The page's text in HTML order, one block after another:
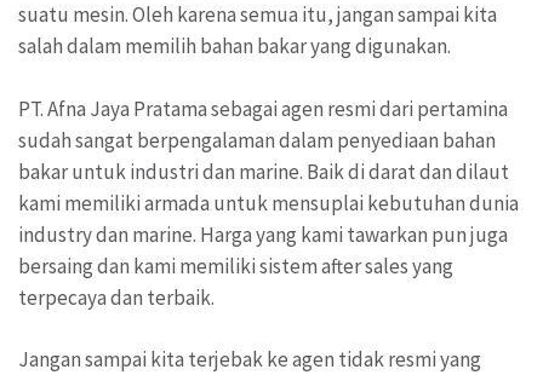
suatu mesin. Oleh karena semua itu, jangan sampai kita
salah dalam memilih bahan bakar yang digunakan.
PT. Afna Jaya Pratama sebagai agen resmi dari pertamina
sudah sangat berpengalaman dalam penyediaan bahan
bakar untuk industri dan marine. Baik di darat dan dilaut
kami memiliki armada untuk mensuplai kebutuhan dunia
industry dan marine. Harga yang kami tawarkan pun juga
bersaing dan kami memiliki sistem after sales yang
terpecaya dan terbaik.
Jangan sampai kita terjebak ke agen tidak resmi yang